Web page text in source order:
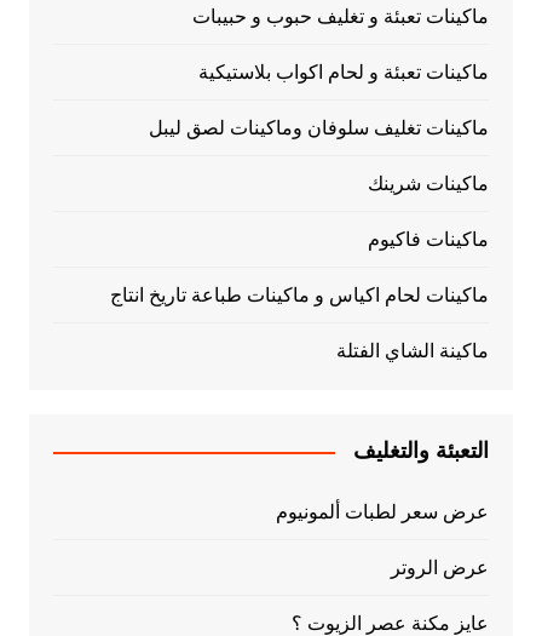
ماكينات تعبئة و تغليف حبوب و حبيبات
ماكينات تعبئة و لحام اكواب بلاستيكية
ماكينات تغليف سلوفان وماكينات لصق ليبل
ماكينات شرينك
ماكينات فاكيوم
ماكينات لحام اكياس و ماكينات طباعة تاريخ انتاج
ماكينة الشاي الفتلة
التعبئة والتغليف
عرض سعر لطبات ألمونيوم
عرض الروتر
عايز مكنة عصر الزيوت ؟